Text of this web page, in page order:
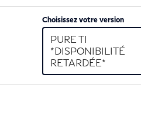
Choisissez votre version
PURE TI
*DISPONIBILITÉ
RETARDÉE*